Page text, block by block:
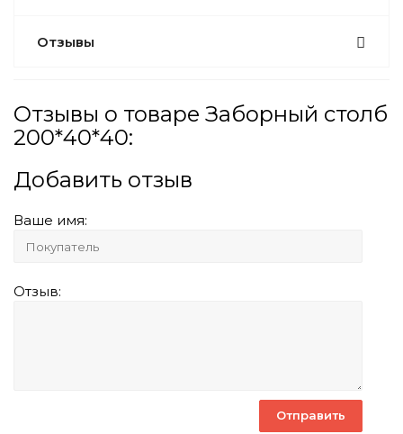
Отзывы
Отзывы о товаре Заборный столб
200*40*40:
Добавить отзыв
Ваше имя:
Отзыв: